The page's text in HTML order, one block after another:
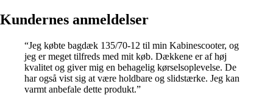
Kundernes anmeldelser
“Jeg købte bagdæk 135/70-12 til min Kabinescooter, og
jeg er meget tilfreds med mit køb. Dækkene er af høj
kvalitet og giver mig en behagelig kørselsoplevelse. De
har også vist sig at være holdbare og slidstærke. Jeg kan
varmt anbefale dette produkt.”